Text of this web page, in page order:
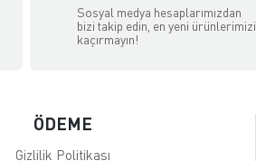
Sosyal medya hesaplarımızdan
bizi takip edin, en yeni ürünlerimizi
kaçırmayın!
ÖDEME
Gizlilik Politikası